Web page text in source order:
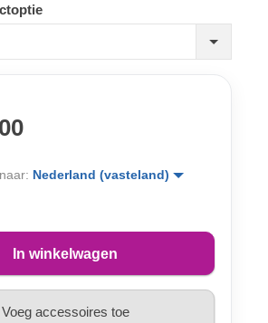
Nederland (vasteland)
In winkelwagen
Voeg accessoires toe